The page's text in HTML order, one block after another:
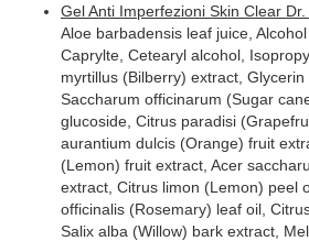
Gel Anti Imperfezioni Skin Clear
Aloe barbadensis leaf juice,
Caprylte, Cetearyl alcohol,
myrtillus (Bilberry) extract, Glycerin
Saccharum officinarum (Sugar
glucoside, Citrus paradisi
aurantium dulcis (Orange) fruit
(Lemon) fruit extract, Acer
extract, Citrus limon (Lemon) peel
officinalis (Rosemary) leaf oil,
Salix alba (Willow) bark extract,